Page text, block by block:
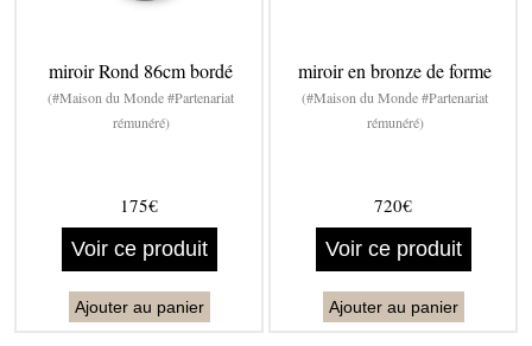
miroir Rond 86cm bordé
(#Maison du Monde #Partenariat
rémunéré)
175€
Voir ce produit
Ajouter au panier
miroir en bronze de forme
(#Maison du Monde #Partenariat
rémunéré)
720€
Voir ce produit
Ajouter au panier